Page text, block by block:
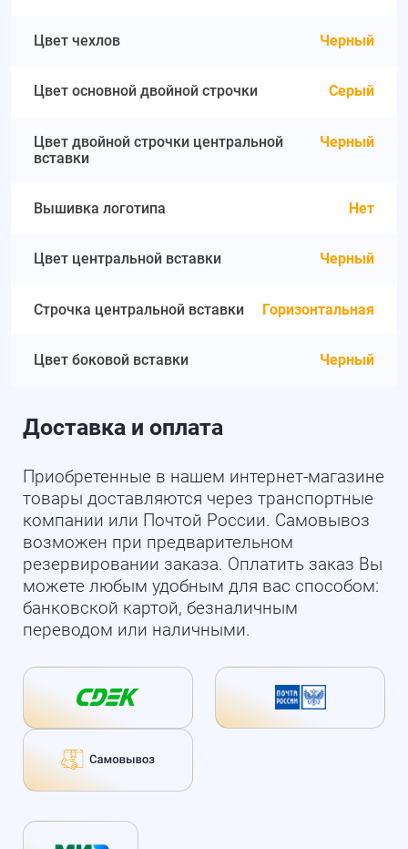
Цвет чехлов Черный
Цвет основной двойной строчки Серый
Цвет двойной строчки центральной
вставки
Черный
Вышивка логотипа Нет
Цвет центральной вставки Черный
Строчка центральной вставки Горизонтальная
Цвет боковой вставки Черный
Доставка и оплата
Приобретенные в нашем интернет-магазине
товары доставляются через транспортные
компании или Почтой России. Самовывоз
возможен при предварительном
резервировании заказа. Оплатить заказ Вы
можете любым удобным для вас способом:
банковской картой, безналичным
переводом или наличными.